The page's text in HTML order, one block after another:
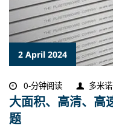
2 April 2024
0-分钟阅读 多米
大面积、高清、高
题